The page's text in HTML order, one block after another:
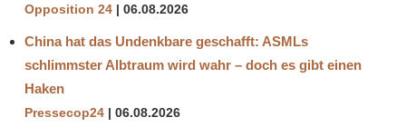
Opposition 24 06.08.2026
China hat das Undenkbare geschafft: ASMLs
schlimmster Albtraum wird wahr – doch es gibt einen
Haken
Pressecop24 06.08.2026